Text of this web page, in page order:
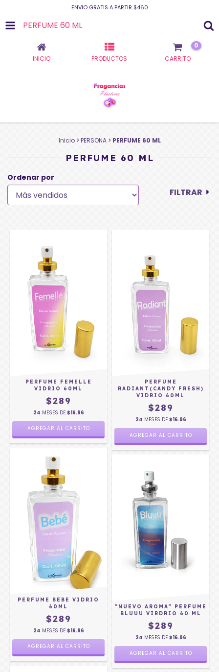
ENVIO GRATIS A PARTIR $460
PERFUME 60 ML
INICIO PRODUCTOS CARRITO
0
Inicio > PERSONA > PERFUME 60 ML
PERFUME 60 ML
Ordenar por
FILTRAR
PERFUME FEMELLE
VIDRIO 60ML
$289
24 MESES DE $16.96
PERFUME
RADIANT(CANDY FRESH)
VIDRIO 60ML
$289
24 MESES DE $16.96
PERFUME BEBE VIDRIO
60ML
$289
24 MESES DE $16.96
"NUEVO AROMA" PERFUME
BLUUU VIRDRIO 60 ML
$289
24 MESES DE $16.96